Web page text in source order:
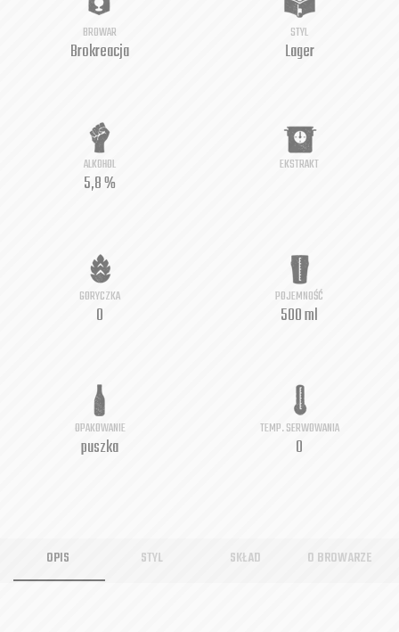
BROWAR
Brokreacja
STYL
Lager
ALKOHOL
5,8 %
EKSTRAKT
GORYCZKA
0
POJEMNOŚĆ
500 ml
OPAKOWANIE
puszka
TEMP. SERWOWANIA
0
OPIS STYL SKŁAD O BROWARZE